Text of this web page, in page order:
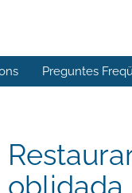
Preguntes
oblidada